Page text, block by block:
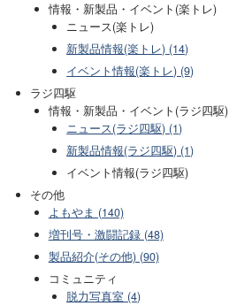
情報・新製品・イベント(楽トレ)
ニュース(楽トレ)
新製品情報(楽トレ) (14)
イベント情報(楽トレ) (9)
ラジ四駆
情報・新製品・イベント(ラジ四駆)
ニュース(ラジ四駆) (1)
新製品情報(ラジ四駆) (1)
イベント情報(ラジ四駆)
その他
よもやま (140)
増刊号・激闘記録 (48)
製品紹介(その他) (90)
コミュニティ
脱力写真室 (4)